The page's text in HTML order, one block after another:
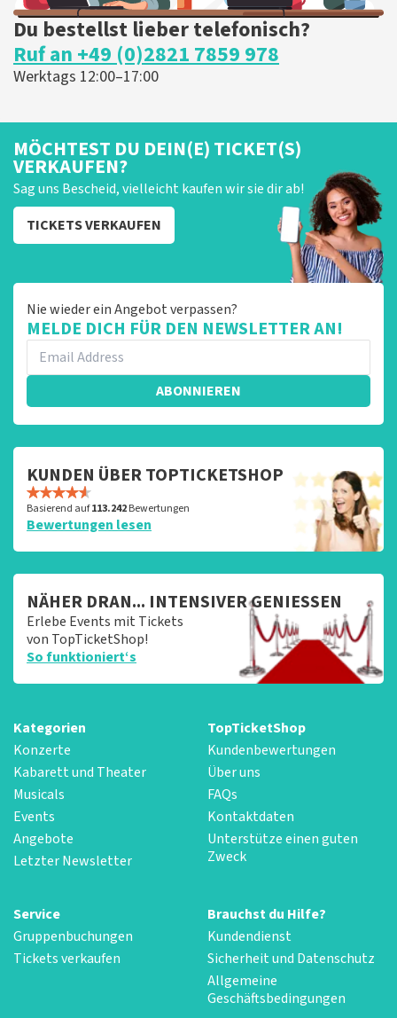
Du bestellst lieber telefonisch?
Ruf an +49 (0)2821 7859 978
Werktags 12:00–17:00
MÖCHTEST DU DEIN(E) TICKET(S)
VERKAUFEN?
Sag uns Bescheid, vielleicht kaufen wir sie dir ab!
TICKETS VERKAUFEN
Nie wieder ein Angebot verpassen?
MELDE DICH FÜR DEN NEWSLETTER AN!
ABONNIEREN
KUNDEN ÜBER TOPTICKETSHOP
Basierend auf113.242Bewertungen
Bewertungen lesen
NÄHER DRAN... INTENSIVER GENIESSEN
Erlebe Events mit Tickets
von TopTicketShop!
So funktioniert‘s
Kategorien
Konzerte
Kabarett und Theater
Musicals
Events
Angebote
Letzter Newsletter
TopTicketShop
Kundenbewertungen
Über uns
FAQs
Kontaktdaten
Unterstütze einen guten
Zweck
Service
Gruppenbuchungen
Tickets verkaufen
Brauchst du Hilfe?
Kundendienst
Sicherheit und Datenschutz
Allgemeine
Geschäftsbedingungen